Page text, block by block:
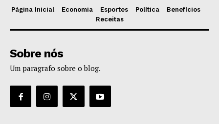
Página Inicial Economia Esportes Política
Benefícios
Receitas
Sobre nós
Um paragrafo sobre o blog.